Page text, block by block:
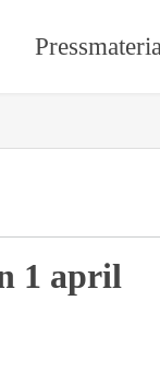
1 april